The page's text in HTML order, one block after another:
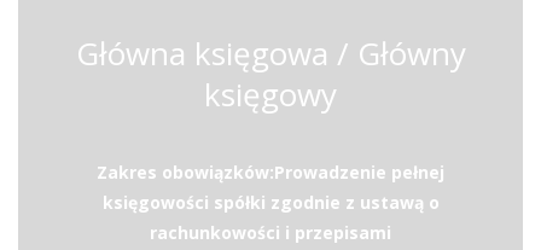
Główna księgowa / Główny
księgowy
Zakres obowiązków:Prowadzenie pełnej
księgowości spółki zgodnie z ustawą o
rachunkowości i przepisami